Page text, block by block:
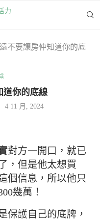
不要讓房仲知道你的底
道你的底線
4 11 月, 2024
對方一開口，就已
，但是他太想買
個信息，所以他只
幾萬！
保護自己的底牌，